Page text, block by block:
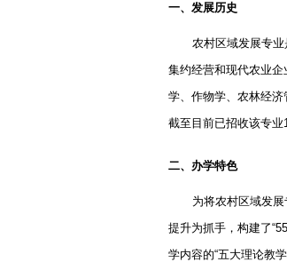
一、发展历史
农村区域发展专
集约经营和现代农业
学、作物学、农林经济
截至目前已招收该专业
二、办学特色
为将农村区域发
提升为抓手，构建了
学内容的“五大理论教